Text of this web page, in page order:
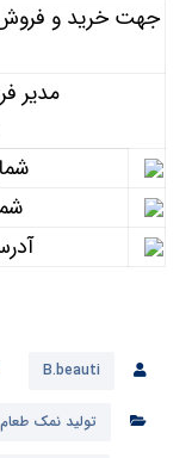
جهت خرید و فروش
مدیر
B.beauti
تولید نمک طعام